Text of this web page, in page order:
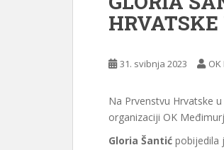
31. svibnja 2023
Na Prvenstvu Hrvatske
organizaciji OK
Gloria Šantić pobijedila